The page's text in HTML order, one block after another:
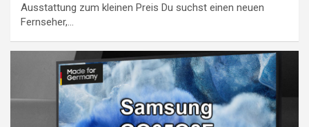
Ausstattung zum kleinen Preis Du suchst einen neuen
Fernseher,…